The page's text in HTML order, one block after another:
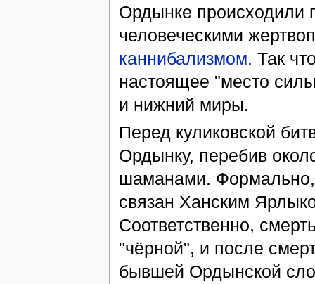
Ордынке происходили
человеческими
каннибализмом. Так
настоящее "место
и нижний миры.
Перед куликовской
Ордынку, перебив
шаманами. Формально,
связан Ханским
Соответственно,
"чёрной", и после
бывшей Ордынской